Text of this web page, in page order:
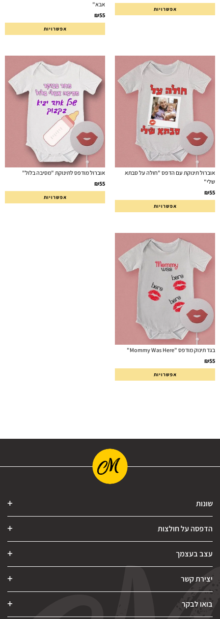
אפשרויות
אבא"
₪55
אפשרויות
אוברול תינוקת עם הדפס "חולה על סבתא
שלי"
₪55
אפשרויות
אוברול מודפס לתינוקת "מסיבה בלול"
₪55
אפשרויות
בגד תינוק מודפס "Mommy Was Here"
₪55
אפשרויות
שונות
הדפסה על חולצות
עצב בעצמך
יצירת קשר
בואו לבקר